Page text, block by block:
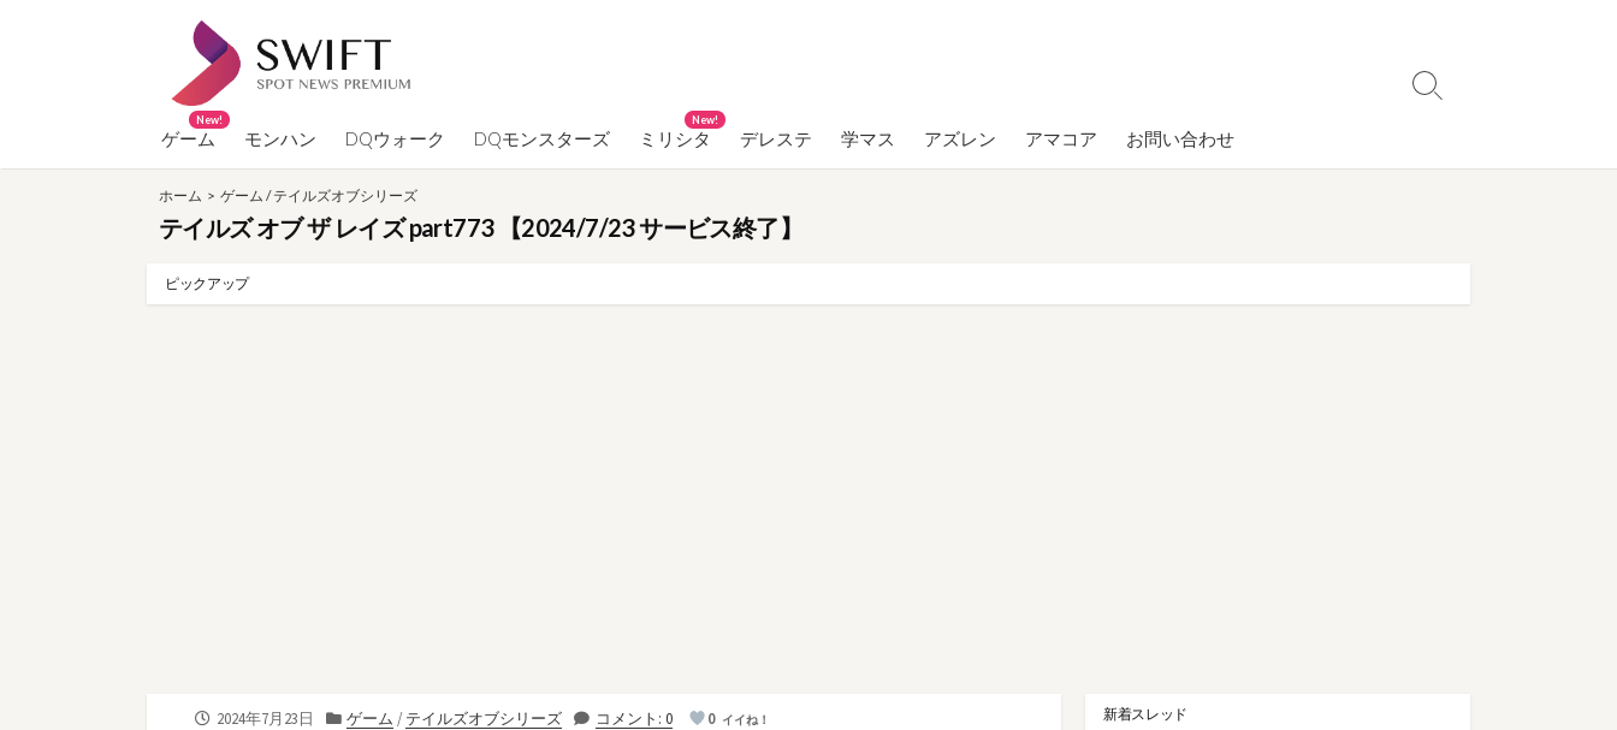
へ
ゲーム
New!
モンハン DQウォーク DQモンスターズ ミリシタ
New!
デレステ 学マス アズレン アマコア お問い合わせ
検
り
ホーム > ゲーム /テイルズオブシリーズ
テイルズ オブ ザ レイズ part773 【2024/7/23 サービス終了】
ピックアップ
公
2024年7月23日
カ
ゲーム /テイルズオブシリーズ コメント: 0 0 イイね！ 新着スレッド